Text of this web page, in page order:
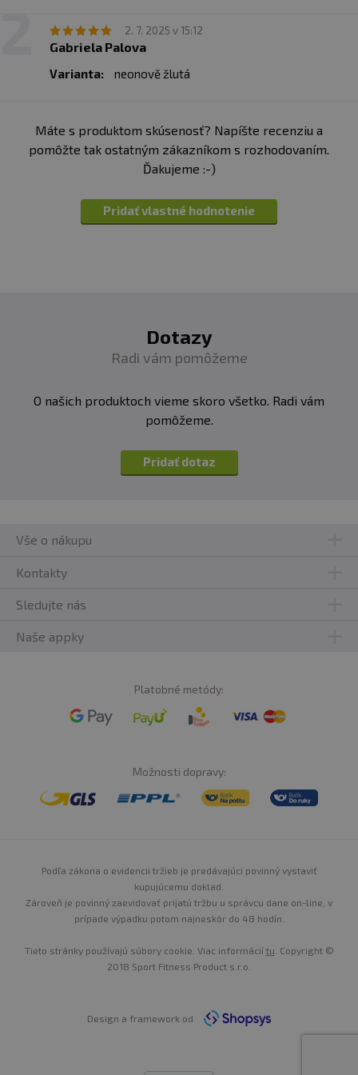
2. 7. 2025 v 15:12
Gabriela Palova
Varianta: neonově žlutá
Máte s produktom skúsenosť? Napíšte recenziu a
pomôžte tak ostatným zákazníkom s rozhodovaním.
Ďakujeme :-)
Pridať vlastné hodnotenie
Dotazy
Radi vám pomôžeme
O našich produktoch vieme skoro všetko. Radi vám
pomôžeme.
Pridať dotaz
Vše o nákupu
Kontakty
Sledujte nás
Naše appky
Platobné metódy:
Možnosti dopravy:
Podľa zákona o evidencii tržieb je predávajúci povinný vystaviť
kupujúcemu doklad.
Zároveň je povinný zaevidovať prijatú tržbu u správcu dane on-line, v
prípade výpadku potom najneskôr do 48 hodín.
Tieto stránky používajú súbory cookie. Viac informácií tu . Copyright ©
2018 Sport Fitness Product s.r.o.
Design a framework od